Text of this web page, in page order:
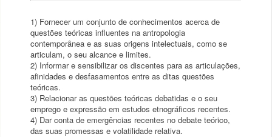
1) Fornecer um conjunto de conhecimentos acerca de
questões teóricas influentes na antropologia
contemporânea e as suas origens intelectuais, como se
articulam, o seu alcance e limites.
2) Informar e sensibilizar os discentes para as articulações,
afinidades e desfasamentos entre as ditas questões
teóricas.
3) Relacionar as questões teóricas debatidas e o seu
emprego e expressão em estudos etnográficos recentes.
4) Dar conta de emergências recentes no debate teórico,
das suas promessas e volatilidade relativa.